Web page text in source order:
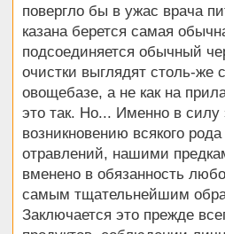
повергло бы в ужас врача
казана берется самая
подсоединяется обычный
очистки выглядят столь-же
овощебазе, а не как на
это так. Но... Именно в силу
возникновению всякого
отравлений, нашими
вменено в обязанность
самым тщательнейшим
Заключается это прежде